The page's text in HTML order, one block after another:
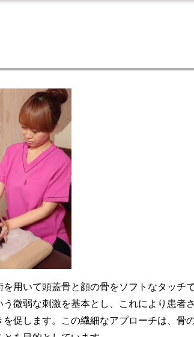
用いて頭蓋骨と顔の骨をソフトなタッチ
微弱な刺激を基本とし、これにより患者
促します。この繊細なアプローチは、骨